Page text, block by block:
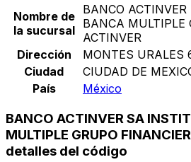
Nombre de
la sucursal
BANCO
BANCA MULTIPLE
ACTINVER
Dirección
MONTES URALES
Ciudad
CIUDAD DE
País
México
BANCO ACTINVER SA
MULTIPLE GRUPO
detalles del código